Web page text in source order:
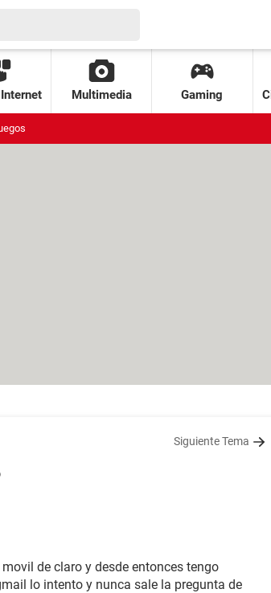
Multimedia Gaming
Siguiente Tema
de claro y desde entonces tengo
lo intento y nunca sale la pregunta de